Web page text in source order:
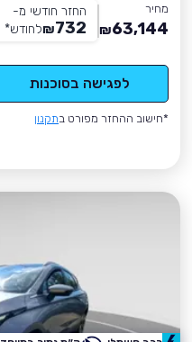
מחיר
63,144
₪
החזר חודשי מ-
732
₪לחודש*
לפגישה בסוכנות
*חישוב ההחזר מפורט בתקנון